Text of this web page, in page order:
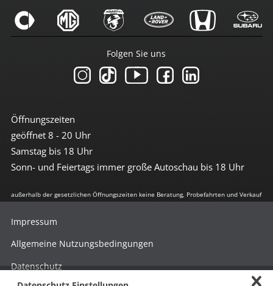
Öffnungszeiten
geöffnet 8 - 20 Uhr
Samstag bis 18 Uhr
Sonn- und Feiertags immer große Autoschau bis 18 Uhr
Folgen Sie uns
außerhalb der gesetzlichen Öffnungszeiten keine Beratung, Probefahrten und Verkauf
Impressum
Allgemeine Nutzungsbedingungen
Datenschutz